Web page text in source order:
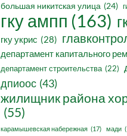
большая никитская улица (24)
гку ампп (163)
гку укрис (28)
департамент капитального
департамент строительства (22)
дпиоос (43)
жилищник района
(55)
карамышевская набережная (17) мади